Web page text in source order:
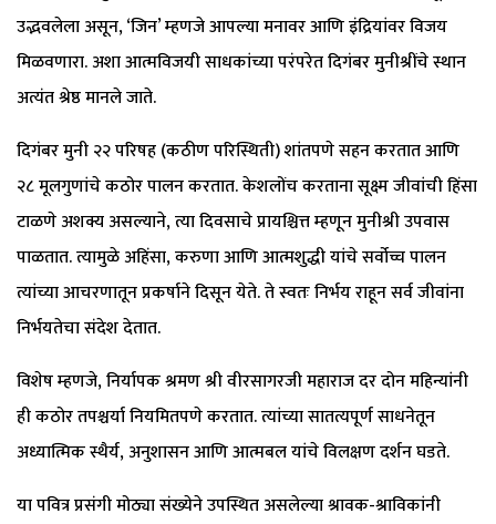
उद्भवलेला असून, ‘जिन’ म्हणजे आपल्या मनावर आणि इंद्रियांवर विजय
मिळवणारा. अशा आत्मविजयी साधकांच्या परंपरेत दिगंबर मुनीश्रींचे स्थान
अत्यंत श्रेष्ठ मानले जाते.
दिगंबर मुनी २२ परिषह (कठीण परिस्थिती) शांतपणे सहन करतात आणि
२८ मूलगुणांचे कठोर पालन करतात. केशलोंच करताना सूक्ष्म जीवांची हिंसा
टाळणे अशक्य असल्याने, त्या दिवसाचे प्रायश्चित्त म्हणून मुनीश्री उपवास
पाळतात. त्यामुळे अहिंसा, करुणा आणि आत्मशुद्धी यांचे सर्वोच्च पालन
त्यांच्या आचरणातून प्रकर्षाने दिसून येते. ते स्वतः निर्भय राहून सर्व जीवांना
निर्भयतेचा संदेश देतात.
विशेष म्हणजे, निर्यापक श्रमण श्री वीरसागरजी महाराज दर दोन महिन्यांनी
ही कठोर तपश्चर्या नियमितपणे करतात. त्यांच्या सातत्यपूर्ण साधनेतून
अध्यात्मिक स्थैर्य, अनुशासन आणि आत्मबल यांचे विलक्षण दर्शन घडते.
या पवित्र प्रसंगी मोठ्या संख्येने उपस्थित असलेल्या श्रावक-श्राविकांनी